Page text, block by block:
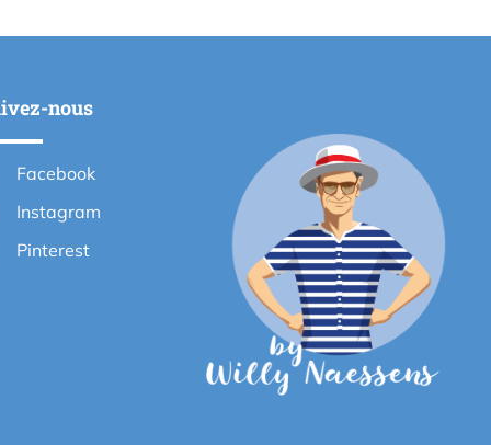
nous
Facebook
Instagram
Pinterest